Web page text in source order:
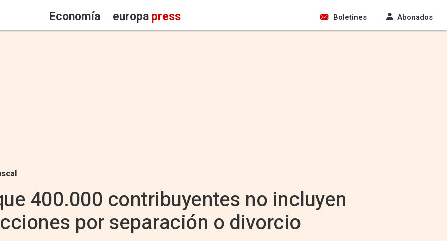
Economía europapress Boletines Abonados
400.000 contribuyentes no incluyen
por separación o divorcio